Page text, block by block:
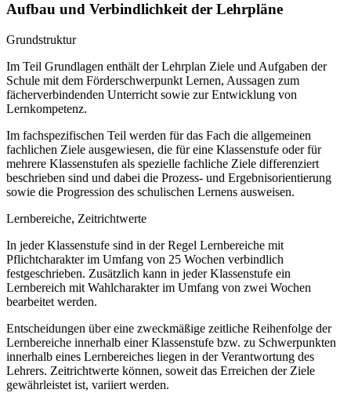
Aufbau und Verbindlichkeit der Lehrpläne
Grundstruktur
Im Teil Grundlagen enthält der Lehrplan Ziele und Aufgaben der
Schule mit dem Förderschwerpunkt Lernen, Aussagen zum
fächerverbindenden Unterricht sowie zur Entwicklung von
Lernkompetenz.
Im fachspezifischen Teil werden für das Fach die allgemeinen
fachlichen Ziele ausgewiesen, die für eine Klassenstufe oder für
mehrere Klassenstufen als spezielle fachliche Ziele differenziert
beschrieben sind und dabei die Prozess- und Ergebnisorientierung
sowie die Progression des schulischen Lernens ausweisen.
Lernbereiche, Zeitrichtwerte
In jeder Klassenstufe sind in der Regel Lernbereiche mit
Pflichtcharakter im Umfang von 25 Wochen verbindlich
festgeschrieben. Zusätzlich kann in jeder Klassenstufe ein
Lernbereich mit Wahlcharakter im Umfang von zwei Wochen
bearbeitet werden.
Entscheidungen über eine zweckmäßige zeitliche Reihenfolge der
Lernbereiche innerhalb einer Klassenstufe bzw. zu Schwerpunkten
innerhalb eines Lernbereiches liegen in der Verantwortung des
Lehrers. Zeitrichtwerte können, soweit das Erreichen der Ziele
gewährleistet ist, variiert werden.